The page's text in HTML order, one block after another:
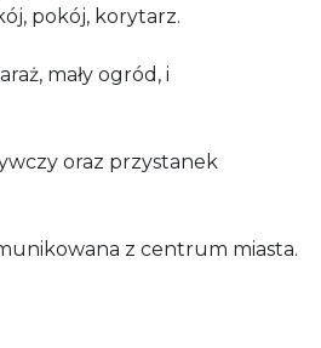
pokój, korytarz.
mały ogród, i
oraz przystanek
z centrum miasta.